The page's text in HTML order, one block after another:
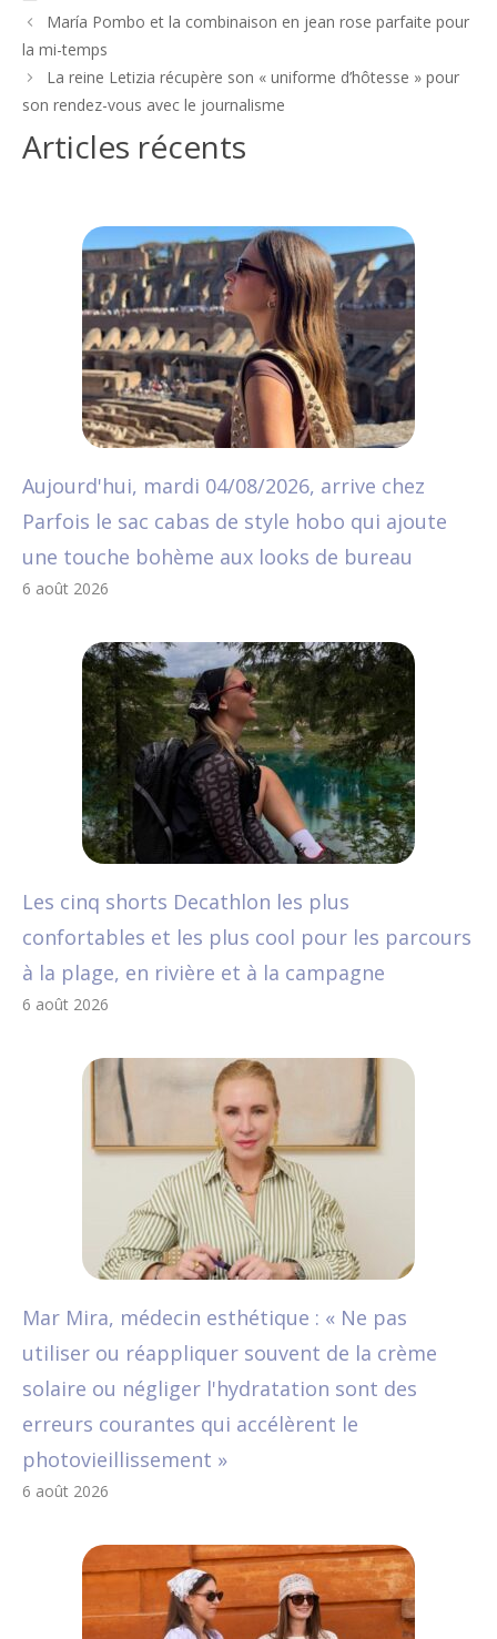
Navigation
des
María Pombo et la combinaison en jean rose parfaite pour
la mi-temps
La reine Letizia récupère son « uniforme d’hôtesse » pour
son rendez-vous avec le journalisme
Articles récents
Aujourd'hui, mardi 04/08/2026, arrive chez
Parfois le sac cabas de style hobo qui ajoute
une touche bohème aux looks de bureau
6 août 2026
Les cinq shorts Decathlon les plus
confortables et les plus cool pour les parcours
à la plage, en rivière et à la campagne
6 août 2026
Mar Mira, médecin esthétique : « Ne pas
utiliser ou réappliquer souvent de la crème
solaire ou négliger l'hydratation sont des
erreurs courantes qui accélèrent le
photovieillissement »
6 août 2026